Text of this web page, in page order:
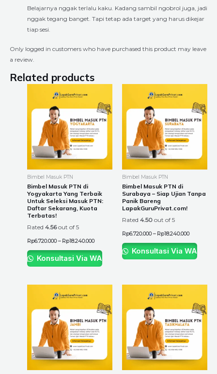
Belajarnya nggak terlalu kaku. Kadang sambil ngobrol juga, jadi
nggak tegang banget. Tapi tetap ada target yang harus dikejar
tiap sesi.
Only logged in customers who have purchased this product may leave
a review.
Related products
Bimbel Masuk PTN
Bimbel Masuk PTN di
Yogyakarta Yang Terbaik
Untuk Seleksi Masuk PTN:
Daftar Sekarang, Kuota
Terbatas!
Rated 4.56out of 5
Rp6.720.000 – Rp18.240.000
through
Rp18.240.000
has
multiple
variants.
The
may
on
the
Konsultasi Via WA
Bimbel Masuk PTN
Bimbel Masuk PTN di
Surabaya – Siap Ujian Tanpa
Panik Bareng
LapakGuruPrivat.com!
Rated 4.50 out of 5
Rp6.720.000 – Rp18.240.000
through
has
multiple
variants.
The
on
Konsultasi Via WA
through
Rp18.240.000
has
multiple
variants.
The
through
has
multiple
variants.
The